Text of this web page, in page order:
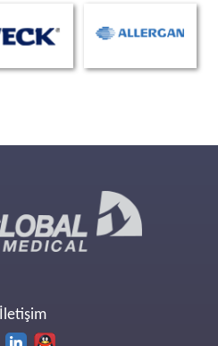
İletişim